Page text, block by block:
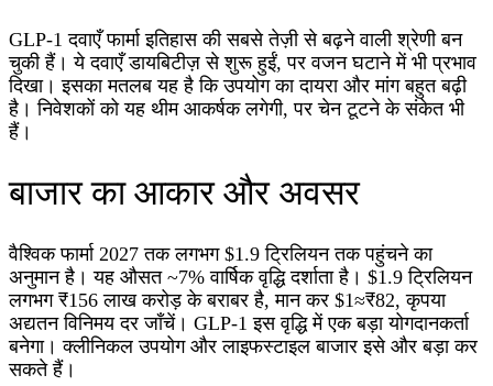
GLP-1 दवाएँ फार्मा इतिहास की सबसे तेज़ी से बढ़ने वाली श्रेणी बन
चुकी हैं। ये दवाएँ डायबिटीज़ से शुरू हुईं, पर वजन घटाने में भी प्रभाव
दिखा। इसका मतलब यह है कि उपयोग का दायरा और मांग बहुत बढ़ी
है। निवेशकों को यह थीम आकर्षक लगेगी, पर चेन टूटने के संकेत भी
हैं।
बाजार का आकार और अवसर
वैश्विक फार्मा 2027 तक लगभग $1.9 ट्रिलियन तक पहुंचने का
अनुमान है। यह औसत ~7% वार्षिक वृद्धि दर्शाता है। $1.9 ट्रिलियन
लगभग ₹156 लाख करोड़ के बराबर है, मान कर $1≈₹82, कृपया
अद्यतन विनिमय दर जाँचें। GLP-1 इस वृद्धि में एक बड़ा योगदानकर्ता
बनेगा। क्लीनिकल उपयोग और लाइफस्टाइल बाजार इसे और बड़ा कर
सकते हैं।